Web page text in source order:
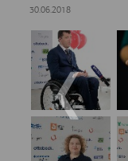
30.06.2018